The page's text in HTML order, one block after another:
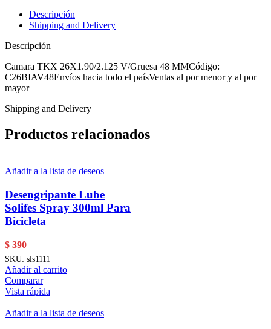
Descripción
Shipping and Delivery
Descripción
Camara TKX 26X1.90/2.125 V/Gruesa 48 MMCódigo:
C26BIAV48Envíos hacia todo el paísVentas al por menor y al por
mayor
Shipping and Delivery
Productos relacionados
Añadir a la lista de deseos
Desengripante Lube
Solifes Spray 300ml Para
Bicicleta
$ 390
SKU: sls1111
Añadir al carrito
Comparar
Vista rápida
Añadir a la lista de deseos